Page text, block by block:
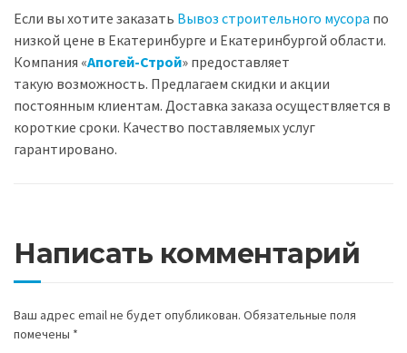
Если вы хотите заказать Вывоз строительного мусора по
низкой цене в Екатеринбурге и Екатеринбургой области.
Компания «Апогей-Строй» предоставляет
такую возможность. Предлагаем скидки и акции
постоянным клиентам. Доставка заказа осуществляется в
короткие сроки. Качество поставляемых услуг
гарантировано.
Написать комментарий
Ваш адрес email не будет опубликован. Обязательные поля
помечены *